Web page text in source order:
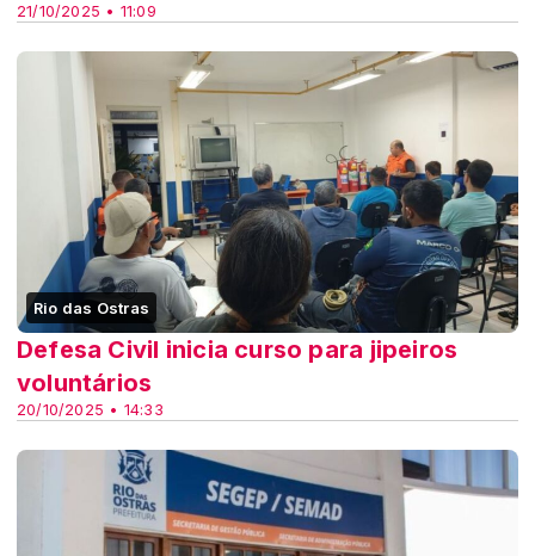
21/10/2025 • 11:09
Rio das Ostras
20/10/2025 • 14:33
Defesa Civil inicia curso para jipeiros
voluntários